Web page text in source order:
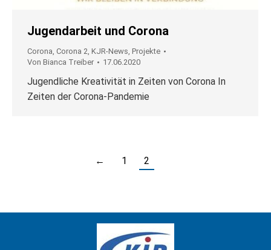
Jugendarbeit und Corona
Corona, Corona 2, KJR-News, Projekte
Von Bianca Treiber 17.06.2020
Jugendliche Kreativität in Zeiten von Corona In
Zeiten der Corona-Pandemie
← 1 2